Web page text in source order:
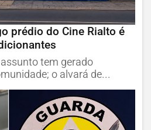
prédio do Cine Rialto é
tem gerado
o alvará de...